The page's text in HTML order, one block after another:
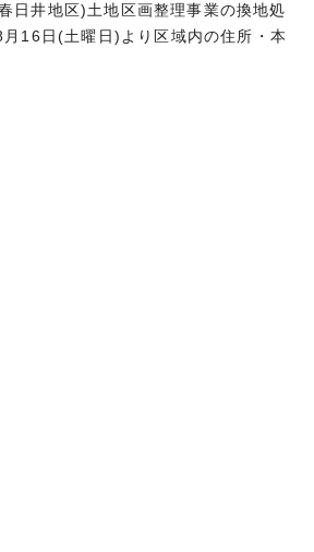
日井地区)土地区画整理事業の換地処
16日(土曜日)より区域内の住所・本
。